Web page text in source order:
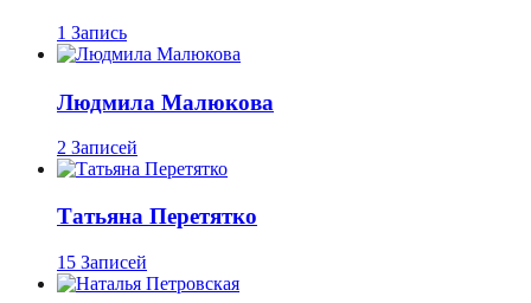
1 Запись
Людмила Малюкова
2 Записей
Татьяна Перетятко
15 Записей